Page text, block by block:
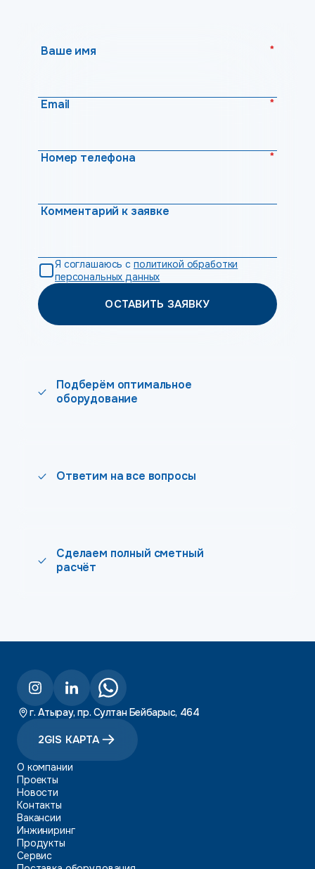
Ваше имя *
Email *
Номер телефона *
Комментарий к заявке
Я соглашаюсь с политикой обработки
персональных данных
ОСТАВИТЬ ЗАЯВКУ
Подберём оптимальное
оборудование
Ответим на все вопросы
Сделаем полный сметный
расчёт
г. Атырау, пр. Султан Бейбарыс, 464
2GIS КАРТА
О компании
Проекты
Новости
Контакты
Вакансии
Инжиниринг
Продукты
Сервис